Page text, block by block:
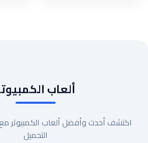
ألعاب
اكتشف أحدث وأفضل ألعاب الكمبيوتر
التحميل